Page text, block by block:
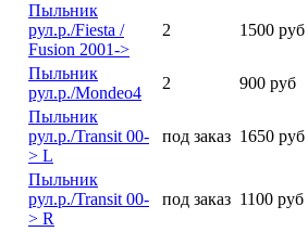
Пыльник
рул.р./Fiesta /
Fusion 2001->
2 1500 руб
Пыльник
рул.р./Mondeo4
2 900 руб
Пыльник
рул.р./Transit 00-
> L
под заказ 1650 руб
Пыльник
рул.р./Transit 00-
> R
под заказ 1100 руб